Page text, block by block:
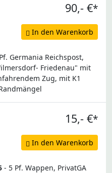
90,- €*
In den Warenkorb
Germania Reichspost,
Friedenau" mit
Zug, mit K1
15,- €*
In den Warenkorb
- 5 Pf. Wappen, PrivatGA